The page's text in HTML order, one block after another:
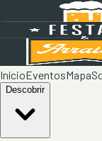
InícioEventosMapa
Descobrir